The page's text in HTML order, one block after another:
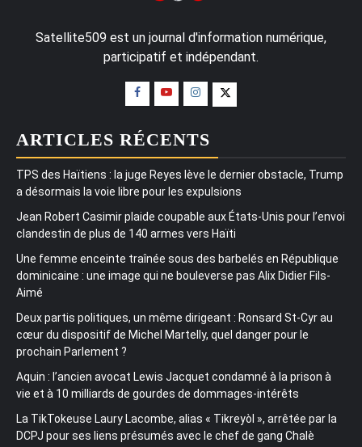
Satellite509 est un journal d'information numérique,
participatif et indépendant.
ARTICLES RÉCENTS
TPS des Haïtiens : la juge Reyes lève le dernier obstacle, Trump
a désormais la voie libre pour les expulsions
Jean Robert Casimir plaide coupable aux États-Unis pour l’envoi
clandestin de plus de 140 armes vers Haïti
Une femme enceinte traînée sous des barbelés en République
dominicaine : une image qui ne bouleverse pas Alix Didier Fils-
Aimé
Deux partis politiques, un même dirigeant : Ronsard St-Cyr au
cœur du dispositif de Michel Martelly, quel danger pour le
prochain Parlement ?
Aquin : l’ancien avocat Lewis Jacquet condamné à la prison à
vie et à 10 milliards de gourdes de dommages-intérêts
La TikTokeuse Laury Lacombe, alias « Tikreyòl », arrêtée par la
DCPJ pour ses liens présumés avec le chef de gang Chalè